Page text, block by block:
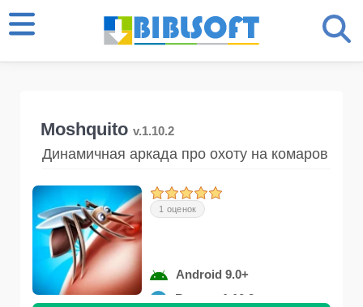
Moshquito v.1.10.2
Динамичная аркада про охоту на комаров
1 оценок
Android 9.0+
Версия 1.10.2